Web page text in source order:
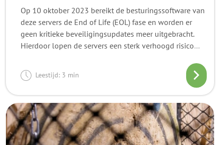
Op 10 oktober 2023 bereikt de besturingssoftware van
deze servers de End of Life (EOL) fase en worden er
geen kritieke beveiligingsupdates meer uitgebracht.
Hierdoor lopen de servers een sterk verhoogd risico
Leestijd: 3 min